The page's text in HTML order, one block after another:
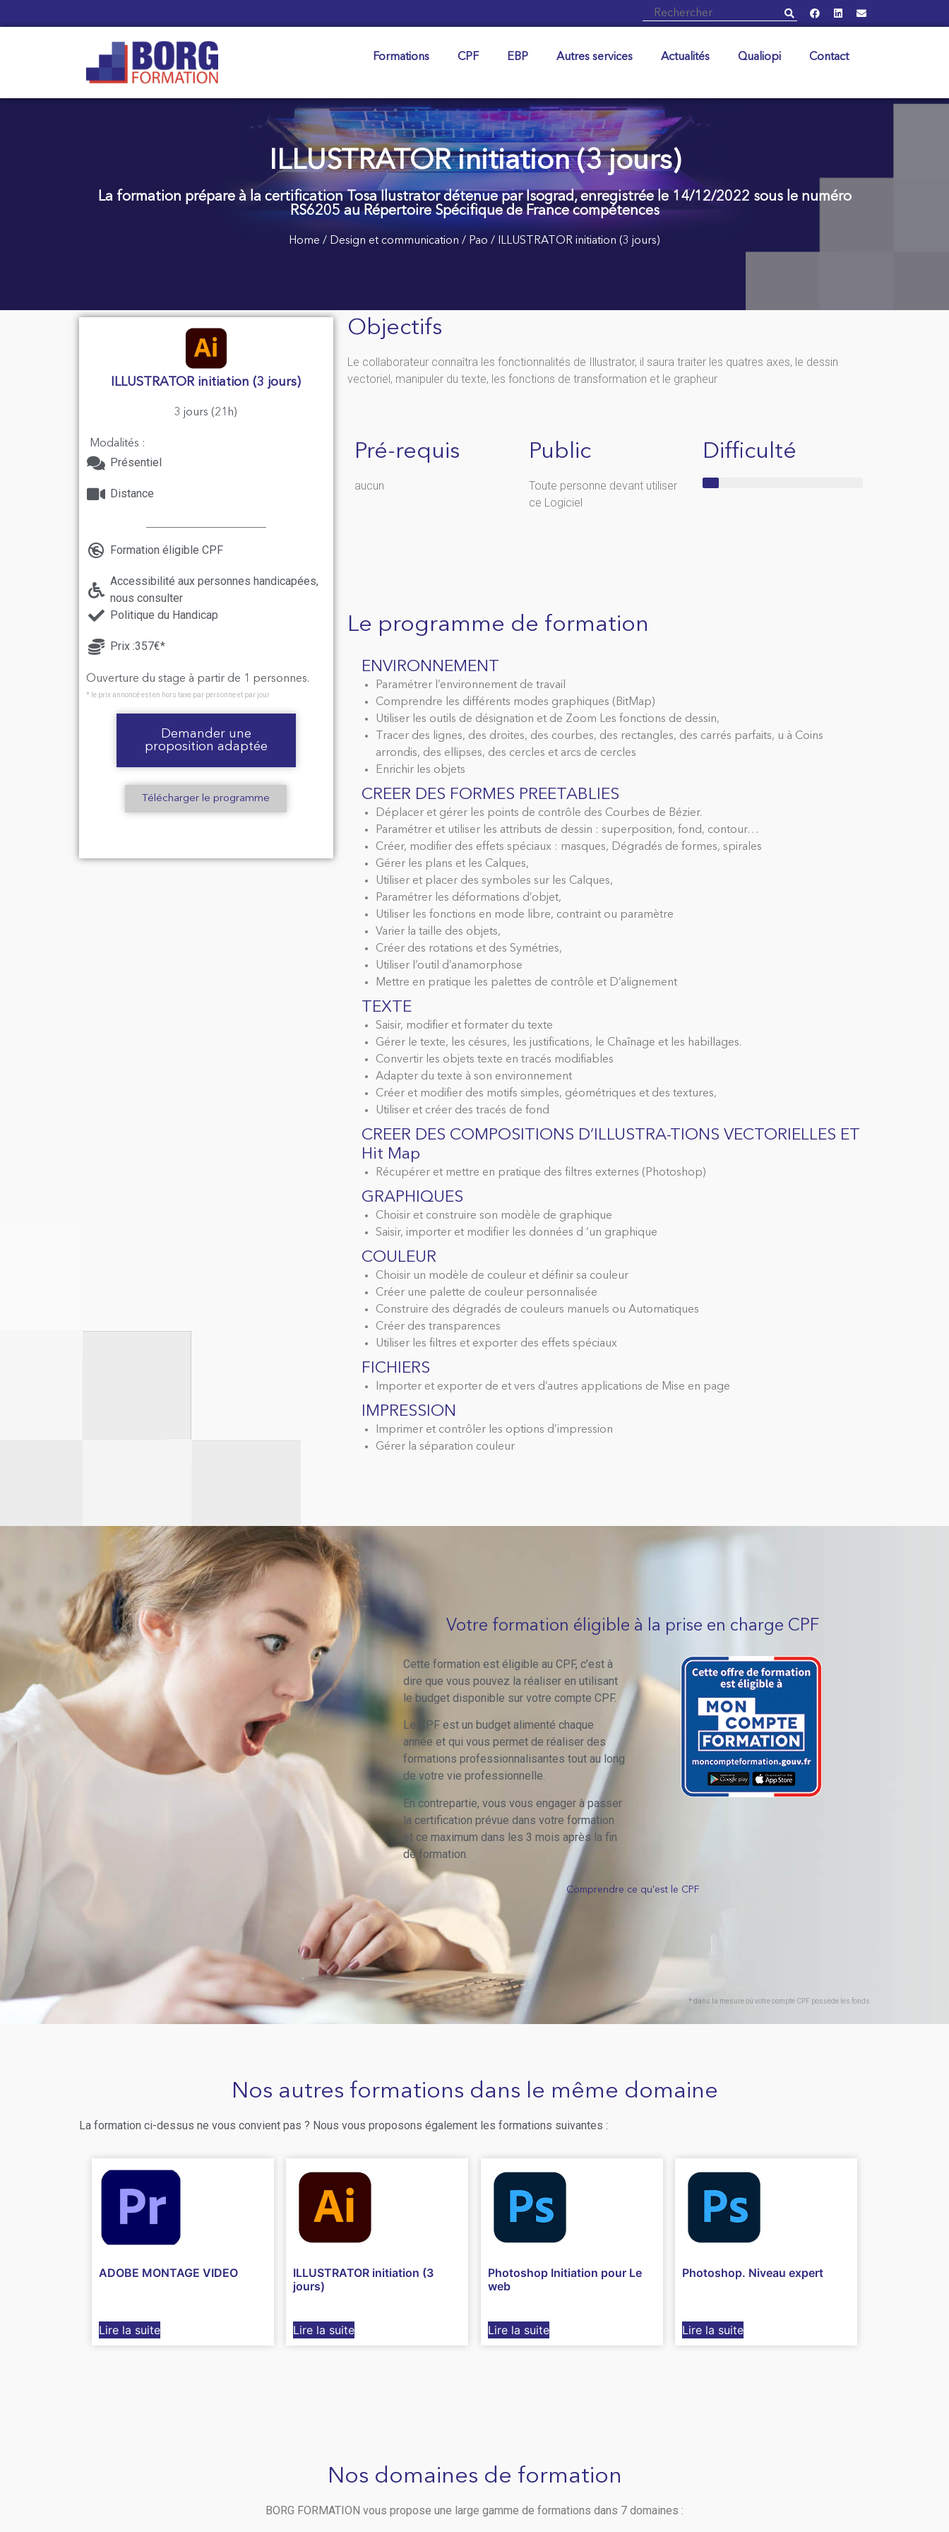
Formations CPF EBP Autres services Actualités Qualiopi Contact
ILLUSTRATOR initiation (3 jours)
La formation prépare à la certification Tosa Ilustrator détenue par Isograd, enregistrée le 14/12/2022 sous le numéro
RS6205 au Répertoire Spécifique de France compétences
Home / Design et communication​ / Pao / ILLUSTRATOR initiation (3 jours)
ILLUSTRATOR initiation (3 jours)
3 jours (21h)
Modalités :
Présentiel
Distance
Formation éligible CPF
Accessibilité aux personnes handicapées,
nous consulter
Politique du Handicap
Prix :357€*
Ouverture du stage à partir de 1 personnes.
* le prix annoncé est en hors taxe par personne et par jour
Demander une
proposition adaptée
Télécharger le programme
Objectifs
Le collaborateur connaîtra les fonctionnalités de Illustrator, il saura traiter les quatres axes, le dessin
vectoriel, manipuler du texte, les fonctions de transformation et le grapheur
Pré-requis
aucun
Public
Toute personne devant utiliser
ce Logiciel
Difficulté
Le programme de formation
ENVIRONNEMENT
Paramétrer l’environnement de travail
Comprendre les différents modes graphiques (BitMap)
Utiliser les outils de désignation et de Zoom Les fonctions de dessin,
Tracer des lignes, des droites, des courbes, des rectangles, des carrés parfaits, u à Coins
arrondis, des ellipses, des cercles et arcs de cercles
Enrichir les objets
CREER DES FORMES PREETABLIES
Déplacer et gérer les points de contrôle des Courbes de Bézier.
Paramétrer et utiliser les attributs de dessin : superposition, fond, contour…
Créer, modifier des effets spéciaux : masques, Dégradés de formes, spirales
Gérer les plans et les Calques,
Utiliser et placer des symboles sur les Calques,
Paramétrer les déformations d’objet,
Utiliser les fonctions en mode libre, contraint ou paramètre
Varier la taille des objets,
Créer des rotations et des Symétries,
Utiliser l’outil d’anamorphose
Mettre en pratique les palettes de contrôle et D’alignement
TEXTE
Saisir, modifier et formater du texte
Gérer le texte, les césures, les justifications, le Chaînage et les habillages.
Convertir les objets texte en tracés modifiables
Adapter du texte à son environnement
Créer et modifier des motifs simples, géométriques et des textures,
Utiliser et créer des tracés de fond
CREER DES COMPOSITIONS D’ILLUSTRA-TIONS VECTORIELLES ET
Hit Map
Récupérer et mettre en pratique des filtres externes (Photoshop)
GRAPHIQUES
Choisir et construire son modèle de graphique
Saisir, importer et modifier les données d ‘un graphique
COULEUR
Choisir un modèle de couleur et définir sa couleur
Créer une palette de couleur personnalisée
Construire des dégradés de couleurs manuels ou Automatiques
Créer des transparences
Utiliser les filtres et exporter des effets spéciaux
FICHIERS
Importer et exporter de et vers d’autres applications de Mise en page
IMPRESSION
Imprimer et contrôler les options d’impression
Gérer la séparation couleur
Votre formation éligible à la prise en charge CPF
Cette formation est éligible au CPF, c’est à
dire que vous pouvez la réaliser en utilisant
le budget disponible sur votre compte CPF.
Le CPF est un budget alimenté chaque
année et qui vous permet de réaliser des
formations professionnalisantes tout au long
de votre vie professionnelle.
En contrepartie, vous vous engager à passer
la certification prévue dans votre formation
et ce maximum dans les 3 mois après la fin
de formation.
Comprendre ce qu'est le CPF
* dans la mesure où votre compte CPF possède les fonds
Nos autres formations dans le même domaine
La formation ci-dessus ne vous convient pas ? Nous vous proposons également les formations suivantes :
ADOBE MONTAGE VIDEO
Lire la suite
ILLUSTRATOR initiation (3
jours)
Lire la suite
Photoshop Initiation pour Le
web
Lire la suite
Photoshop. Niveau expert
Lire la suite
Nos domaines de formation
BORG FORMATION vous propose une large gamme de formations dans 7 domaines :